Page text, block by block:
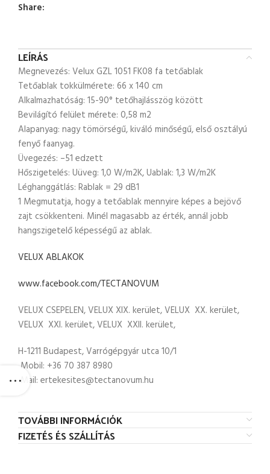
Share:
LEÍRÁS
Megnevezés: Velux GZL 1051 FK08 fa tetőablak
Tetőablak tokkülmérete: 66 x 140 cm
Alkalmazhatóság: 15-90° tetőhajlásszög között
Bevilágító felület mérete: 0,58 m2
Alapanyag: nagy tömörségű, kiváló minőségű, első osztályú
fenyő faanyag.
Üvegezés: –51 edzett
Hőszigetelés: Uüveg: 1,0 W/m2K, Uablak: 1,3 W/m2K
Léghanggátlás: Rablak = 29 dB1
1 Megmutatja, hogy a tetőablak mennyire képes a bejövő
zajt csökkenteni. Minél magasabb az érték, annál jobb
hangszigetelő képességű az ablak.
VELUX ABLAKOK
www.facebook.com/TECTANOVUM
VELUX CSEPELEN, VELUX XIX. kerület, VELUX XX. kerület,
VELUX XXI. kerület, VELUX XXII. kerület,
H-1211 Budapest, Varrógépgyár utca 10/1
Mobil: +36 70 387 8980
Mail: ertekesites@tectanovum.hu
TOVÁBBI INFORMÁCIÓK
FIZETÉS ÉS SZÁLLÍTÁS